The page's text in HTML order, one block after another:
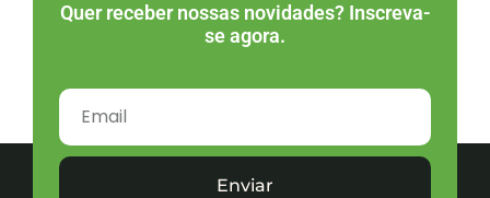
Quer receber nossas novidades? Inscreva-
se agora.
Enviar